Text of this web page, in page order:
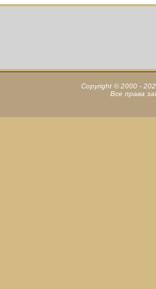
Copyright © 2000 -
Все права